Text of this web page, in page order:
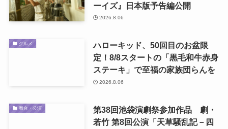
ーイズ』日本版予告編公開
2026.8.06
グルメ
ハローキッド、50回目のお盆限
定！8/8スタートの「黒毛和牛赤身
ステーキ」で至福の家族団らんを
2026.8.06
舞台・公演
第38回池袋演劇祭参加作品 劇・
若竹 第8回公演「天草騒乱記－四